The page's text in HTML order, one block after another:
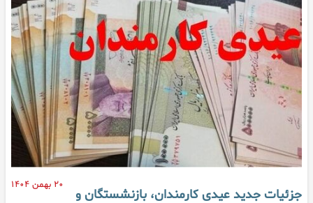
۲۰ بهمن ۱۴۰۴
جزئیات جدید عیدی کارمندان، بازنشستگان و